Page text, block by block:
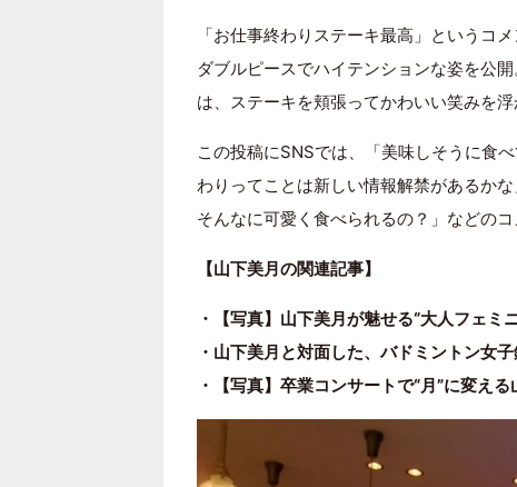
「お仕事終わりステーキ最高」というコ
ダブルピースでハイテンションな姿を公
は、ステーキを頬張ってかわいい笑みを
この投稿にSNSでは、「美味しそうに食
わりってことは新しい情報解禁があるか
そんなに可愛く食べられるの？」などのコ
【山下美月の関連記事】
・【写真】山下美月が魅せる“大人フェミ
・山下美月と対面した、バドミントン女
・【写真】卒業コンサートで“月”に変える